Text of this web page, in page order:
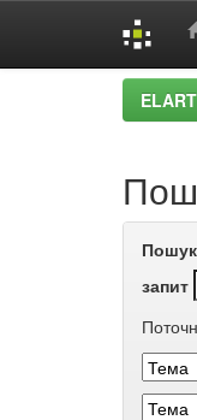
запит